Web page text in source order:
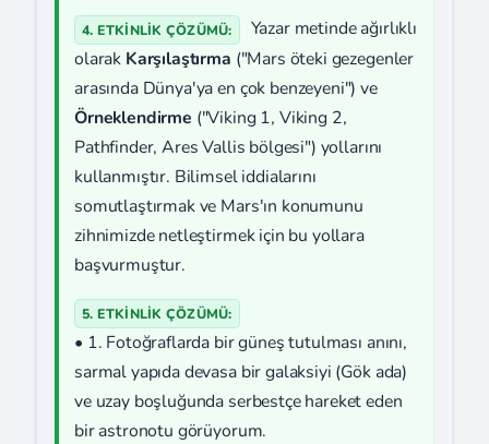
4. ETKİNLİK ÇÖZÜMÜ:
Yazar metinde ağırlıklı
olarak Karşılaştırma ("Mars öteki gezegenler
arasında Dünya'ya en çok benzeyeni") ve
Örneklendirme ("Viking 1, Viking 2,
Pathfinder, Ares Vallis bölgesi") yollarını
kullanmıştır. Bilimsel iddialarını
somutlaştırmak ve Mars'ın konumunu
zihnimizde netleştirmek için bu yollara
başvurmuştur.
5. ETKİNLİK ÇÖZÜMÜ:
• 1. Fotoğraflarda bir güneş tutulması anını,
sarmal yapıda devasa bir galaksiyi (Gök ada)
ve uzay boşluğunda serbestçe hareket eden
bir astronotu görüyorum.